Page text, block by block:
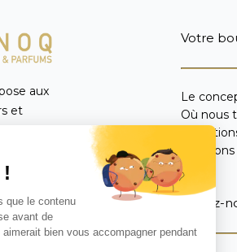
aux
et
du monde
de
diffuseurs de
de
Votre
Le
Où nous
FAQ
Suivez-